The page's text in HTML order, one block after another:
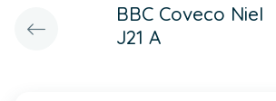
BBC Coveco Niel
J21 A